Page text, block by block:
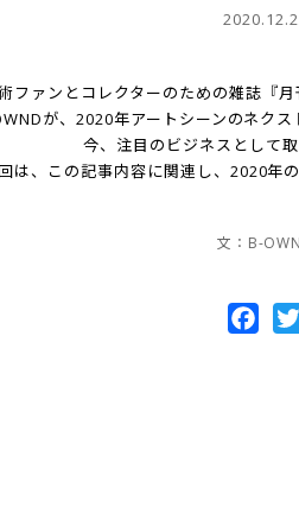
ファンとコレクターのための雑誌『
が、2020年アートシーンのネク
今、注目のビジネスとして
は、この記事内容に関連し、2020年
文：B-